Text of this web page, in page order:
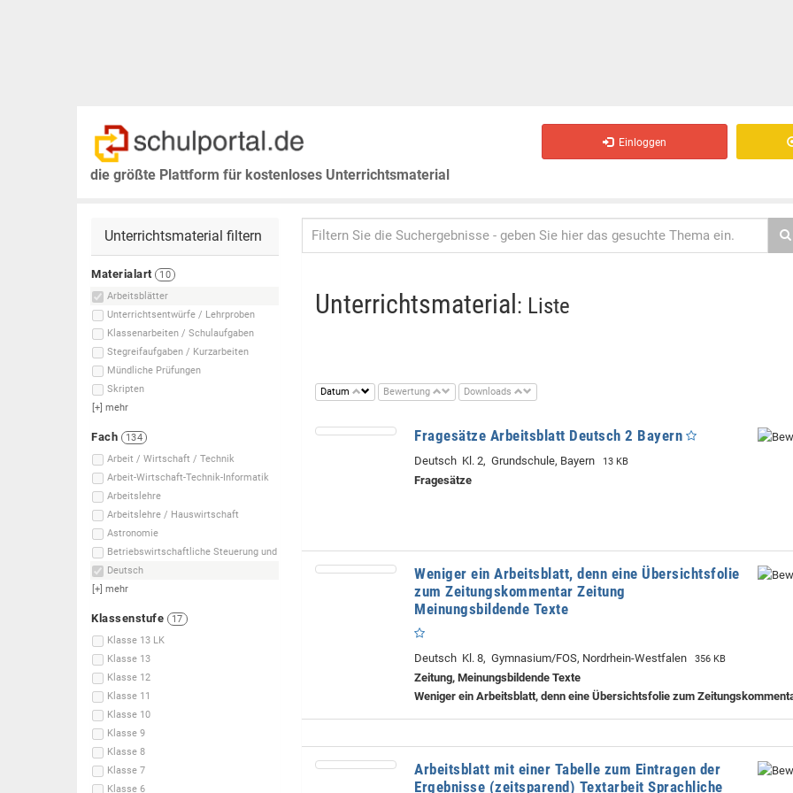
die größte Plattform für kostenloses Unterrichtsmaterial
Einloggen
Unterrichtsmaterial filtern
Materialart
10
Arbeitsblätter
Unterrichtsentwürfe / Lehrproben
Klassenarbeiten / Schulaufgaben
Stegreifaufgaben / Kurzarbeiten
Mündliche Prüfungen
Skripten
[+] mehr
Fach
134
Arbeit / Wirtschaft / Technik
Arbeit-Wirtschaft-Technik-Informatik
Arbeitslehre
Arbeitslehre / Hauswirtschaft
Astronomie
Betriebswirtschaftliche Steuerung und
Deutsch
[+] mehr
Klassenstufe
17
Klasse 13 LK
Klasse 13
Klasse 12
Klasse 11
Klasse 10
Klasse 9
Klasse 8
Klasse 7
Klasse 6
Unterrichtsmaterial : Liste
Datum Bewertung Downloads
Fragesätze Arbeitsblatt Deutsch 2 Bayern
Deutsch Kl. 2, Grundschule, Bayern 13 KB
Fragesätze
Weniger ein Arbeitsblatt, denn eine Übersichtsfolie
zum Zeitungskommentar Zeitung
Meinungsbildende Texte
Deutsch Kl. 8, Gymnasium/FOS, Nordrhein-Westfalen 356 KB
Zeitung, Meinungsbildende Texte
Weniger ein Arbeitsblatt, denn eine Übersichtsfolie zum
Arbeitsblatt mit einer Tabelle zum Eintragen der
Ergebnisse (zeitsparend) Textarbeit Sprachliche